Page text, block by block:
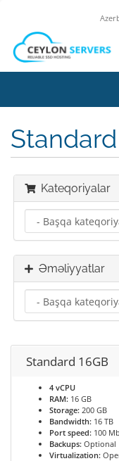
Kateqoriyalar
Əməliyyatlar
Standard 16GB
4 vCPU
RAM: 16 GB
Storage: 200 GB
Bandwidth: 16 TB
Port speed: 100
Backups: Optional
Virtualization: